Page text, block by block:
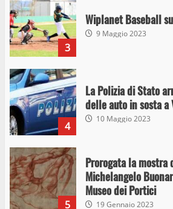
3
Wiplanet Baseball
9 Maggio 2023
4
La Polizia di Stato
delle auto in sosta a
10 Maggio 2023
5
Prorogata la mostra
Michelangelo
Museo dei Portici
19 Gennaio 2023